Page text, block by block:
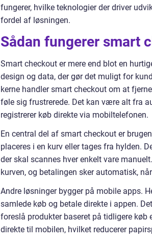
fungerer, hvilke teknologier der driver
fordel af løsningen.
Sådan fungerer smart
Smart checkout er mere end blot en
design og data, der gør det muligt for
kerne handler smart checkout om at
føle sig frustrerede. Det kan være alt fra
registrerer køb direkte via mobiltelefonen.
En central del af smart checkout er
placeres i en kurv eller tages fra hylden.
der skal scannes hver enkelt vare
kurven, og betalingen sker automatisk,
Andre løsninger bygger på mobile apps.
samlede køb og betale direkte i appen.
foreslå produkter baseret på tidligere
direkte til mobilen, hvilket reducerer